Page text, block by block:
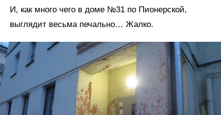
И, как много чего в доме №31 по Пионерской,
выглядит весьма печально… Жалко.